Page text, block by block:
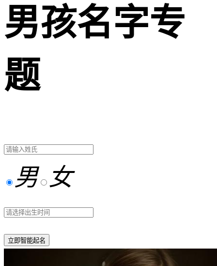
男孩名字专
题
男 女
立即智能起名